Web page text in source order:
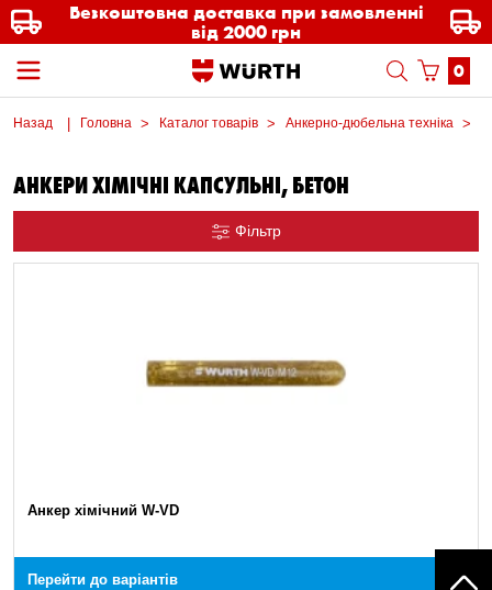
Безкоштовна доставка при замовленні
від 2000 грн
0
Назад Головна Каталог товарів Анкерно-дюбельна техніка
АНКЕРИ ХІМІЧНІ КАПСУЛЬНІ, БЕТОН
Фільтр
Анкер хімічний W-VD
Перейти до варіантів